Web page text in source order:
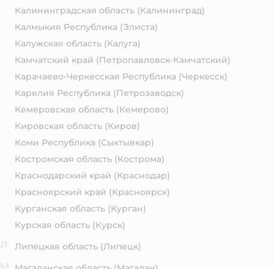
Калининградская область (Калининград)
Калмыкия Республика (Элиста)
Калужская область (Калуга)
Камчатский край (Петропавловск-Камчатский)
Карачаево-Черкесская Республика (Черкесск)
Карелия Республика (Петрозаводск)
Кемеровская область (Кемерово)
Кировская область (Киров)
Коми Республика (Сыктывкар)
Костромская область (Кострома)
Краснодарский край (Краснодар)
Красноярский край (Красноярск)
Курганская область (Курган)
Курская область (Курск)
Липецкая область (Липецк)